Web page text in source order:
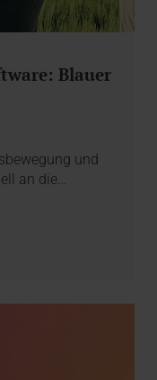
Blauer
und
an die…